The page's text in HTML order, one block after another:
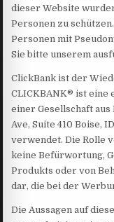
dieser Website
Personen zu
Personen mit
Sie bitte unserem
ClickBank ist der
CLICKBANK® ist eine
einer Gesellschaft aus
Ave, Suite 410 Boise,
verwendet. Die Rolle
keine Befürwortung,
Produkts oder von
dar, die bei der
Die Aussagen auf